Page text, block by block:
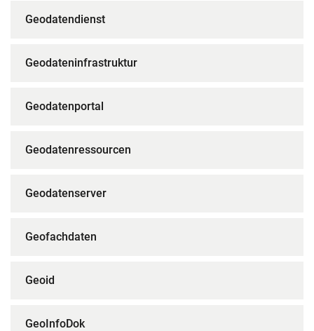
Geodatendienst
Geodateninfrastruktur
Geodatenportal
Geodatenressourcen
Geodatenserver
Geofachdaten
Geoid
GeoInfoDok